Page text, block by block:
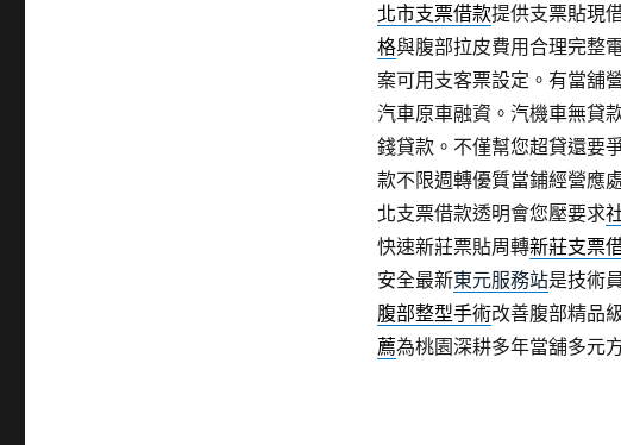
北市支票借款提供支票貼現
格與腹部拉皮費用合理完整
案可用支客票設定。有當舖
汽車原車融資。汽機車無貸
錢貸款。不僅幫您超貸還要
款不限週轉優質當鋪經營應
北支票借款透明會您壓要求
快速新莊票貼周轉新莊支票
安全最新東元服務站是技術
腹部整型手術改善腹部精品
薦為桃園深耕多年當舖多元